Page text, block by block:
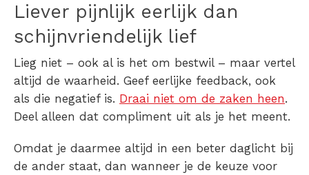
Liever pijnlijk eerlijk dan
schijnvriendelijk lief
Lieg niet – ook al is het om bestwil – maar vertel
altijd de waarheid. Geef eerlijke feedback, ook
als die negatief is. Draai niet om de zaken heen.
Deel alleen dat compliment uit als je het meent.
Omdat je daarmee altijd in een beter daglicht bij
de ander staat, dan wanneer je de keuze voor